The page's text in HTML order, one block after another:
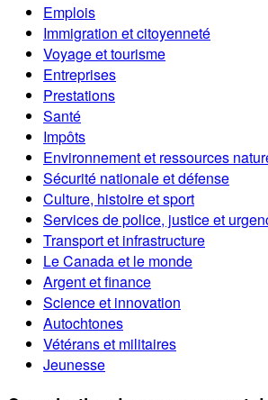
Emplois
Immigration et citoyenneté
Voyage et tourisme
Entreprises
Prestations
Santé
Impôts
Environnement et ressources
Sécurité nationale et défense
Culture, histoire et sport
Services de police, justice et
Transport et infrastructure
Le Canada et le monde
Argent et finance
Science et innovation
Autochtones
Vétérans et militaires
Jeunesse